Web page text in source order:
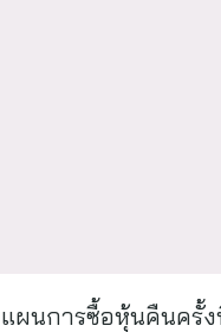
นการซื้อหุ้นคืนครั้ง